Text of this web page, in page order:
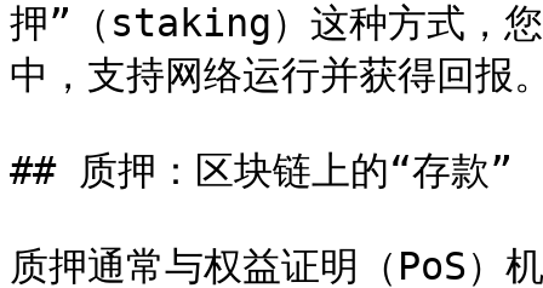
押”（staking）这种方式，您
中，支持网络运行并获得回报
## 质押：区块链上的“存款”
质押通常与权益证明（PoS）